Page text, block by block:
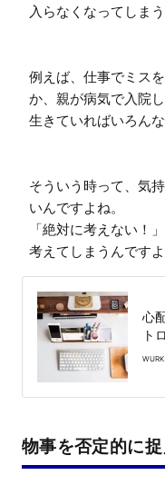
入らなくなってしまう
例えば、仕事でミス
か、親が病気で入院
生きていればいろん
そういう時って、気
いんですよね。
「絶対に考えない！
考えてしまうんですよ
心
ト
WURK
物事を否定的に捉